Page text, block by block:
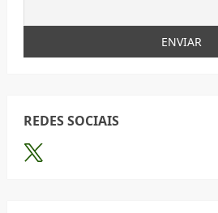
REDES SOCIAIS